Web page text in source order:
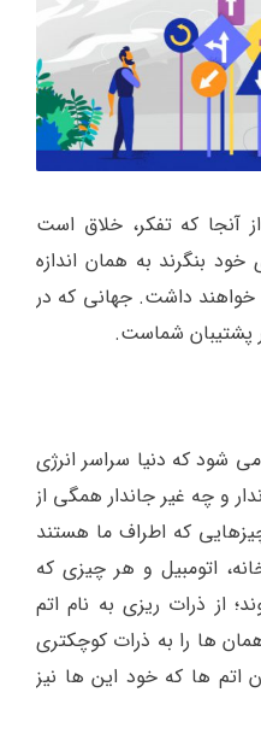
آنجا که تفکر، خلاق است
بنگرند به همان اندازه
خواهند داشت. جهانی که در
پشتیبان شماست.
شود که دنیا سراسر انرژی
و چه غیر جاندار همگی از
که اطراف ما هستند
اتومبیل و هر چیزی که
از ذرات ریزی به نام اتم
ها را به ذرات کوچکتری
اتم ها که خود این ها نیز